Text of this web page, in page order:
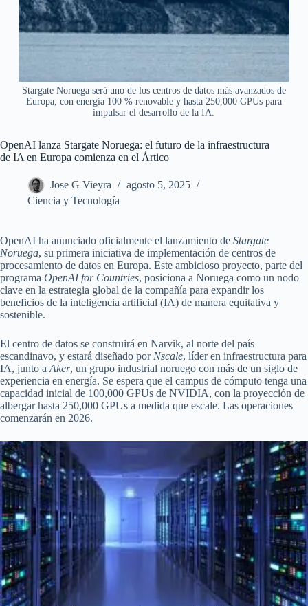
Stargate Noruega será uno de los centros de datos más avanzados de
Europa, con energía 100 % renovable y hasta 250,000 GPUs para
impulsar el desarrollo de la IA.
OpenAI lanza Stargate Noruega: el futuro de la infraestructura
de IA en Europa comienza en el Ártico
Jose G Vieyra
agosto 5, 2025
Ciencia y Tecnología
OpenAI ha anunciado oficialmente el lanzamiento de Stargate
Noruega, su primera iniciativa de implementación de centros de
procesamiento de datos en Europa. Este ambicioso proyecto, parte del
programa OpenAI for Countries, posiciona a Noruega como un nodo
clave en la estrategia global de la compañía para expandir los
beneficios de la inteligencia artificial (IA) de manera equitativa y
sostenible.
El centro de datos se construirá en Narvik, al norte del país
escandinavo, y estará diseñado por Nscale, líder en infraestructura para
IA, junto a Aker, un grupo industrial noruego con más de un siglo de
experiencia en energía. Se espera que el campus de cómputo tenga una
capacidad inicial de 100,000 GPUs de NVIDIA, con la proyección de
albergar hasta 250,000 GPUs a medida que escale. Las operaciones
comenzarán en 2026.